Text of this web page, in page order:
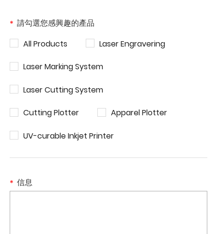
請勾選您感興趣的產品
All Products
Laser Engravering
Laser Marking System
Laser Cutting System
Cutting Plotter Apparel Plotter
UV-curable Inkjet Printer
信息